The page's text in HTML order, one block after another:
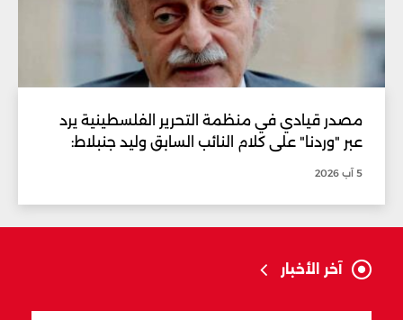
مصدر قيادي في منظمة التحرير الفلسطينية يرد
عبر "وردنا" على كلام النائب السابق وليد جنبلاط:
5 آب 2026
آخر الأخبار